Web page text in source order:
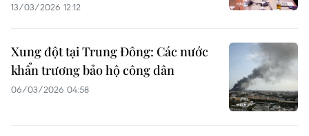
13/03/2026 12:12
Xung đột tại Trung Đông: Các nước
khẩn trương bảo hộ công dân
06/03/2026 04:58